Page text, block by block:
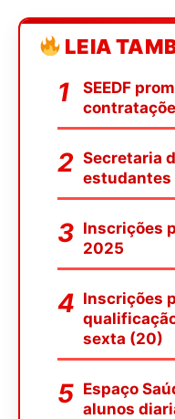
LEIA
SEEDF
Secretaria
estudantes
Inscrições
2025
Inscrições
sexta (20)
Espaço
alunos